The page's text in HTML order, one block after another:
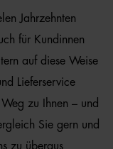
Jahrzehnten
für Kundinnen
auf diese Weise
Lieferservice
zu Ihnen – und
Sie gern und
zu überaus